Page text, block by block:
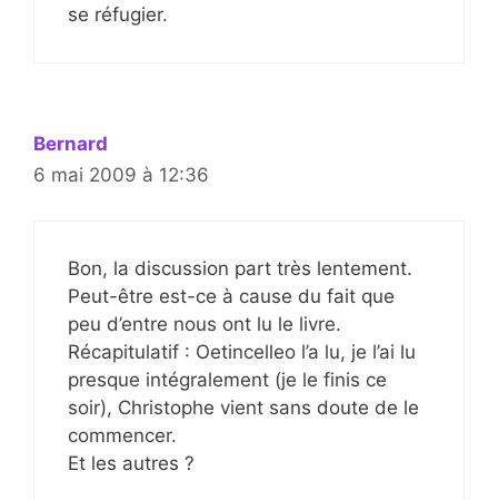
se réfugier.
Bernard
6 mai 2009 à 12:36
Bon, la discussion part très lentement.
Peut-être est-ce à cause du fait que
peu d’entre nous ont lu le livre.
Récapitulatif : Oetincelleo l’a lu, je l’ai lu
presque intégralement (je le finis ce
soir), Christophe vient sans doute de le
commencer.
Et les autres ?